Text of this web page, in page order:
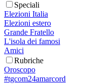
Speciali
Elezioni Italia
Elezioni estero
Grande Fratello
L'isola dei famosi
Amici
Rubriche
Oroscopo
#tgcom24amarcord